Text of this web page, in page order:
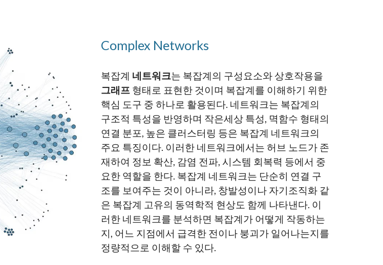
Complex Networks
복잡계 네트워크는 복잡계의 구성요소와 상호작용을
그래프 형태로 표현한 것이며 복잡계를 이해하기 위한
핵심 도구 중 하나로 활용된다. 네트워크는 복잡계의
구조적 특성을 반영하며 작은세상 특성, 멱함수 형태의
연결 분포, 높은 클러스터링 등은 복잡계 네트워크의
주요 특징이다. 이러한 네트워크에서는 허브 노드가 존
재하여 정보 확산, 감염 전파, 시스템 회복력 등에서 중
요한 역할을 한다. 복잡계 네트워크는 단순히 연결 구
조를 보여주는 것이 아니라, 창발성이나 자기조직화 같
은 복잡계 고유의 동역학적 현상도 함께 나타낸다. 이
러한 네트워크를 분석하면 복잡계가 어떻게 작동하는
지, 어느 지점에서 급격한 전이나 붕괴가 일어나는지를
정량적으로 이해할 수 있다.